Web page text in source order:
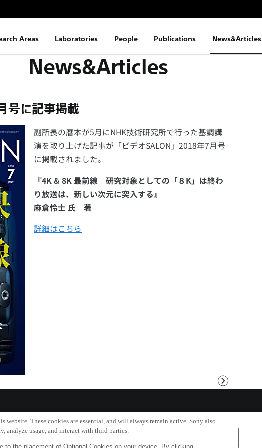
Areas Laboratories People Publications News&Articles
News&Articles
号に記事掲載
副所長の暦本が5月にNHK技術研究所で行った基調講
演を取り上げた記事が「ビデオSALON」2018年7月号
に掲載されました。
『4K & 8K 最前線 研究対象としての「８K」は終わ
り放送は、新しい次元に突入する』
麻倉怜士 氏 著
詳細はこちら
次
website. These cookies are essential, and will always remain active. Sony also
analyze usage, and interact with third parties.